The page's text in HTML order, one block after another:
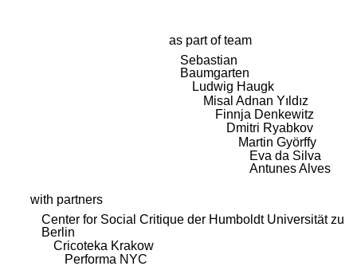
as part of team
Sebastian
Baumgarten
Ludwig Haugk
Misal Adnan Yıldız
Finnja Denkewitz
Dmitri Ryabkov
Martin Györffy
Eva da Silva
Antunes Alves
with partners
Center for Social Critique der Humboldt Universität zu
Berlin
Cricoteka Krakow
Performa NYC